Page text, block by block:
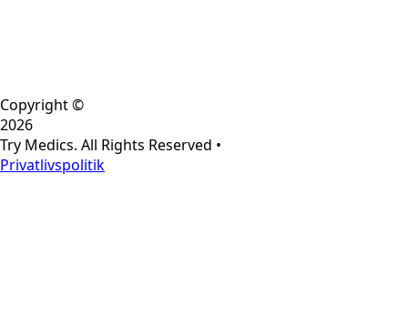
Copyright ©
2026
Try Medics. All Rights Reserved •
Privatlivspolitik